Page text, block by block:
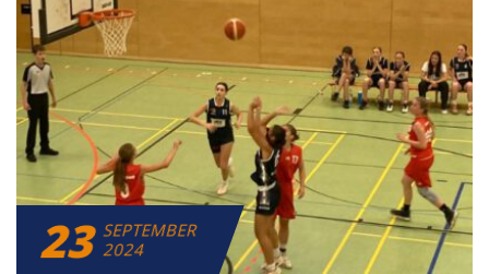
23 SEPTEMBER
2024